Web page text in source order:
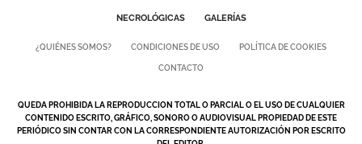
NECROLÓGICAS
GALERÍAS
¿QUIÉNES SOMOS? CONDICIONES DE USO POLÍTICA DE COOKIES
CONTACTO
QUEDA PROHIBIDA LA REPRODUCCION TOTAL O PARCIAL O EL USO DE CUALQUIER
CONTENIDO ESCRITO, GRÁFICO, SONORO O AUDIOVISUAL PROPIEDAD DE ESTE
PERIÓDICO SIN CONTAR CON LA CORRESPONDIENTE AUTORIZACIÓN POR ESCRITO